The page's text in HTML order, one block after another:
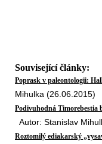
Související články:
Poprask v paleontologii:
Mihulka (26.06.2015)
Podivuhodná Timorebestia
Autor: Stanislav
Roztomilý ediakarský